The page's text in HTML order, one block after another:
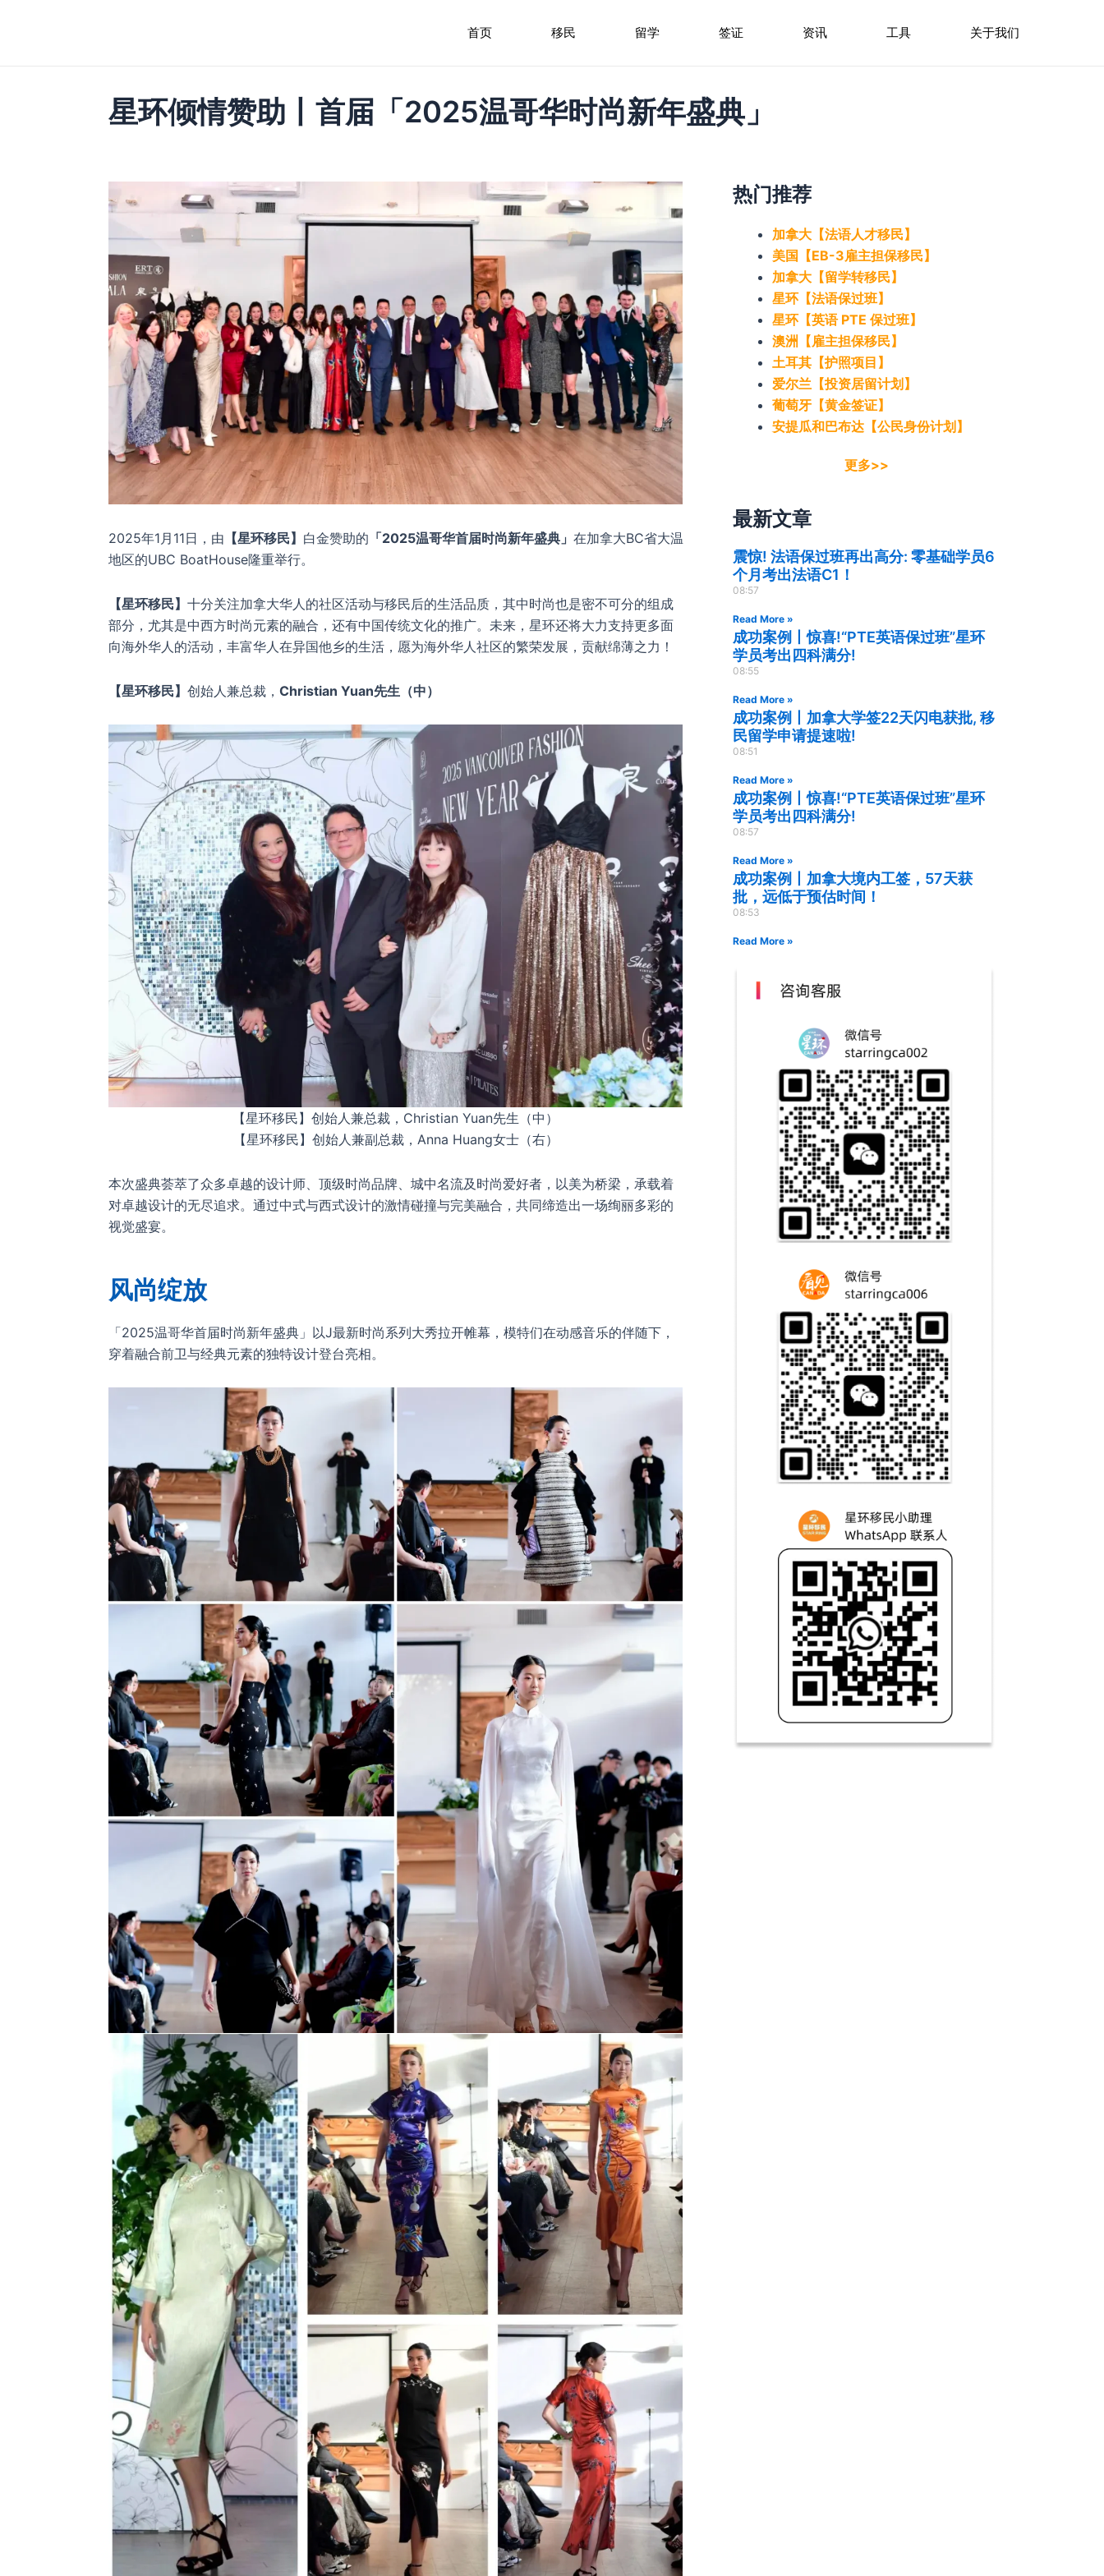
首页 移民 留学 签证 资讯 工具 关于我们
星环倾情赞助丨首届「2025温哥华时尚新年盛典」
2025年1月11日，由 【星环移民】 白金赞助的 「2025温哥华首届时尚新年盛典」 在加拿大BC省大温
地区的UBC BoatHouse隆重举行。
【星环移民】 十分关注加拿大华人的社区活动与移民后的生活品质，其中时尚也是密不可分的组成
部分，尤其是中西方时尚元素的融合，还有中国传统文化的推广。未来，星环还将大力支持更多面
向海外华人的活动，丰富华人在异国他乡的生活，愿为海外华人社区的繁荣发展，贡献绵薄之力！
【星环移民】 创始人兼总裁， Christian Yuan先生（中）
【星环移民】创始人兼总裁，Christian Yuan先生（中）
【星环移民】创始人兼副总裁，Anna Huang女士（右）
本次盛典荟萃了众多卓越的设计师、顶级时尚品牌、城中名流及时尚爱好者，以美为桥梁，承载着
对卓越设计的无尽追求。通过中式与西式设计的激情碰撞与完美融合，共同缔造出一场绚丽多彩的
视觉盛宴。
风尚绽放
「2025温哥华首届时尚新年盛典」以J最新时尚系列大秀拉开帷幕，模特们在动感音乐的伴随下，
穿着融合前卫与经典元素的独特设计登台亮相。
热门推荐
加拿大【法语人才移民】
美国【EB-3雇主担保移民】
加拿大【留学转移民】
星环【法语保过班】
星环【英语 PTE 保过班】
澳洲【雇主担保移民】
土耳其【护照项目】
爱尔兰【投资居留计划】
葡萄牙【黄金签证】
安提瓜和巴布达【公民身份计划】
更多>>
最新文章
震惊! 法语保过班再出高分: 零基础学员6
个月考出法语C1！
08:57
Read More »
成功案例丨惊喜!“PTE英语保过班”星环
学员考出四科满分!
08:55
Read More »
成功案例丨加拿大学签22天闪电获批, 移
民留学申请提速啦!
08:51
Read More »
成功案例丨惊喜!“PTE英语保过班”星环
学员考出四科满分!
08:57
Read More »
成功案例丨加拿大境内工签，57天获
批，远低于预估时间！
08:53
Read More »